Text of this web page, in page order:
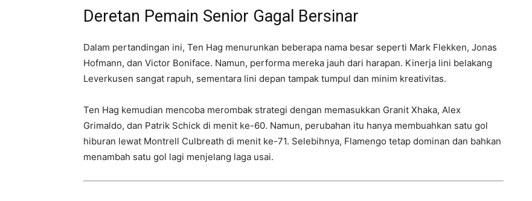
Deretan Pemain Senior Gagal Bersinar
Dalam pertandingan ini, Ten Hag menurunkan beberapa nama besar seperti Mark Flekken, Jonas
Hofmann, dan Victor Boniface. Namun, performa mereka jauh dari harapan. Kinerja lini belakang
Leverkusen sangat rapuh, sementara lini depan tampak tumpul dan minim kreativitas.
Ten Hag kemudian mencoba merombak strategi dengan memasukkan Granit Xhaka, Alex
Grimaldo, dan Patrik Schick di menit ke-60. Namun, perubahan itu hanya membuahkan satu gol
hiburan lewat Montrell Culbreath di menit ke-71. Selebihnya, Flamengo tetap dominan dan bahkan
menambah satu gol lagi menjelang laga usai.